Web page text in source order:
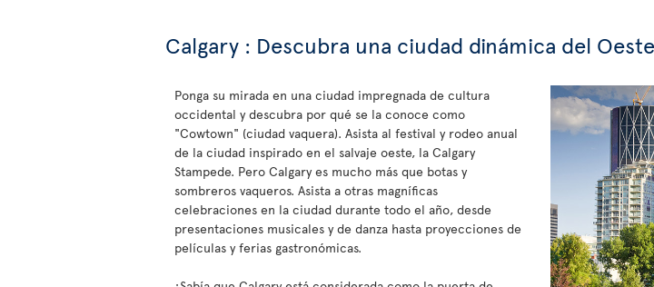
Calgary : Descubra una ciudad dinámica del Oeste
Ponga su mirada en una ciudad impregnada de cultura
occidental y descubra por qué se la conoce como
"Cowtown" (ciudad vaquera). Asista al festival y rodeo anual
de la ciudad inspirado en el salvaje oeste, la Calgary
Stampede. Pero Calgary es mucho más que botas y
sombreros vaqueros. Asista a otras magníficas
celebraciones en la ciudad durante todo el año, desde
presentaciones musicales y de danza hasta proyecciones de
películas y ferias gastronómicas.